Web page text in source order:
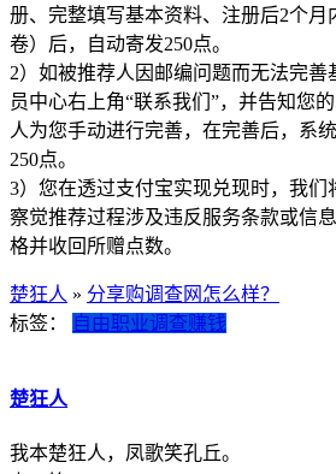
册、完整填写基本资料、注册后2个月
卷）后，自动寄发250点。
2）如被推荐人因邮编问题而无法完
员中心右上角“联系我们”，并告知您
人为您手动进行完善，在完善后，系
250点。
3）您在透过支付宝实现兑现时，我们
察觉推荐过程涉及违反服务条款或信
格并收回所赠点数。
楚狂人 » 分享购调查网怎么样？
标签： 自由职业调查赚钱
楚狂人
我本楚狂人，凤歌笑孔丘。